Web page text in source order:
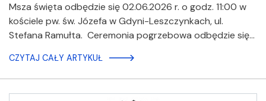
Msza święta odbędzie się 02.06.2026 r. o godz. 11:00 w
kościele pw. św. Józefa w Gdyni-Leszczynkach, ul.
Stefana Ramułta. Ceremonia pogrzebowa odbędzie się…
CZYTAJ CAŁY ARTYKUŁ